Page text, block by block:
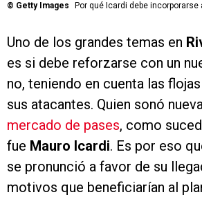
© Getty Images Por qué Icardi debe
Uno de los grandes temas en
es si debe reforzarse con un
no, teniendo en cuenta las
sus atacantes. Quien sonó
mercado de pases, como
fue Mauro Icardi. Es por eso
se pronunció a favor de su
motivos que beneficiarían al